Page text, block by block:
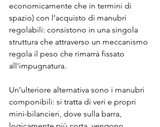
economicamente che in termini di
spazio) con l’acquisto di manubri
regolabili: consistono in una singola
struttura che attraverso un meccanismo
regola il peso che rimarrà fissato
all'impugnatura.
Un’ulteriore alternativa sono i manubri
componibili: si tratta di veri e propri
mini-bilancieri, dove sulla barra,